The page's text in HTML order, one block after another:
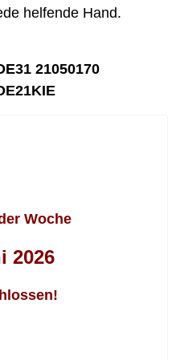
helfende Hand.
21050170
Woche
2026